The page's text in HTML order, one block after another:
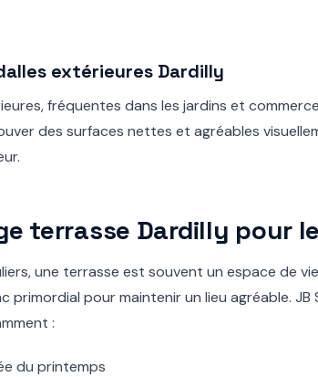
extérieures Dardilly
fréquentes dans les jardins et
des surfaces nettes et agréables
terrasse Dardilly pour
une terrasse est souvent un espace de
primordial pour maintenir un lieu agréable.
:
du printemps